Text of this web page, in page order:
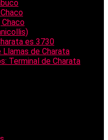
Chaco
es 3730
Llamas de Charata
Terminal de Charata